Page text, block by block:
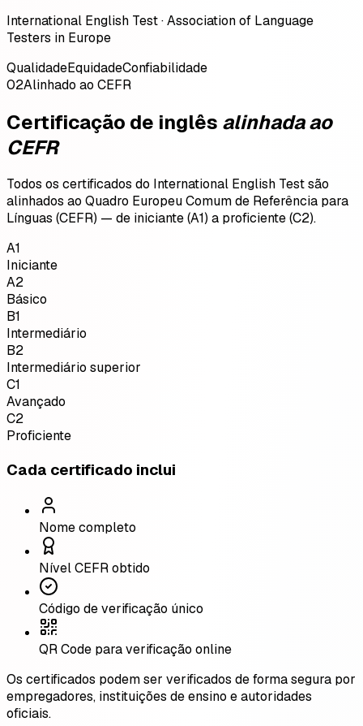
International English Test · Association of Language
Testers in Europe
QualidadeEquidadeConfiabilidade
02Alinhado ao CEFR
Certificação de inglês alinhada ao
CEFR
Todos os certificados do International English Test são
alinhados ao Quadro Europeu Comum de Referência para
Línguas (CEFR) — de iniciante (A1) a proficiente (C2).
A1
Iniciante
A2
Básico
B1
Intermediário
B2
Intermediário superior
C1
Avançado
C2
Proficiente
Cada certificado inclui
Nome completo
Nível CEFR obtido
Código de verificação único
QR Code para verificação online
Os certificados podem ser verificados de forma segura por
empregadores, instituições de ensino e autoridades
oficiais.